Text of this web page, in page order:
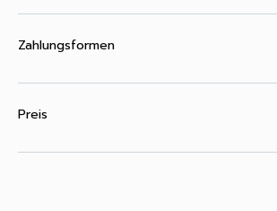
Zahlungsformen
Preis